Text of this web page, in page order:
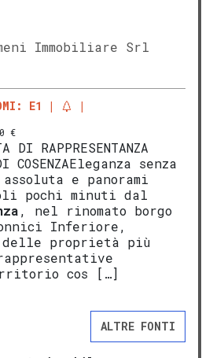
Immobiliare Srl
E1
€
DI RAPPRESENTANZA
COSENZAEleganza senza
e panorami
pochi minuti dal
, nel rinomato borgo
Inferiore,
delle proprietà più
cos […]
ALTRE FONTI